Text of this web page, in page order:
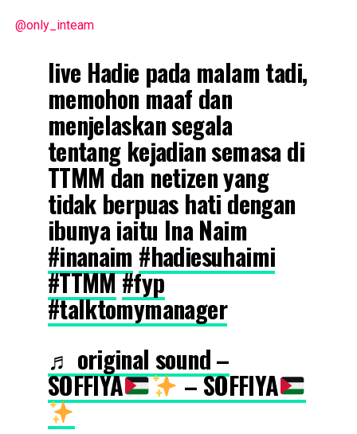
@only_inteam
live Hadie pada malam tadi,
memohon maaf dan
menjelaskan segala
tentang kejadian semasa di
TTMM dan netizen yang
tidak berpuas hati dengan
ibunya iaitu Ina Naim
#inanaim #hadiesuhaimi
#TTMM#fyp
#talktomymanager
♬ original sound –
SOFFIYA – SOFFIYA